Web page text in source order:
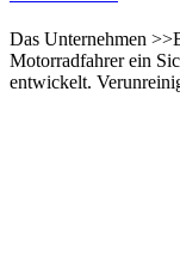
Das Unternehmen
Motorradfahrer ein
entwickelt.